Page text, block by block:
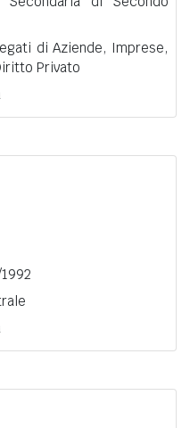
di Aziende, Imprese,
Privato